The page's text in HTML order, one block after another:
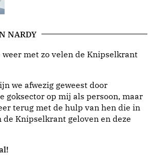
NARDY
met zo velen de Knipselkrant
we afwezig geweest door
goksector op mij als persoon, maar
terug met de hulp van hen die in
Knipselkrant geloven en deze